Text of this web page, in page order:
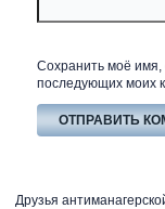
Сохранить моё имя,
последующих моих
Друзья